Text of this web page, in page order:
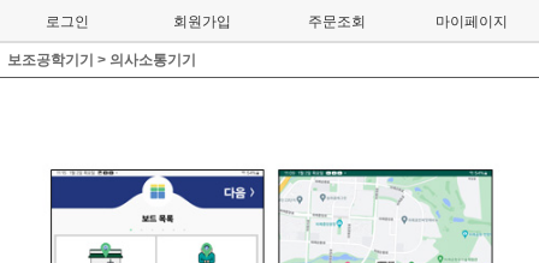
로그인 회원가입 주문조회 마이페이지
보조공학기기 > 의사소통기기